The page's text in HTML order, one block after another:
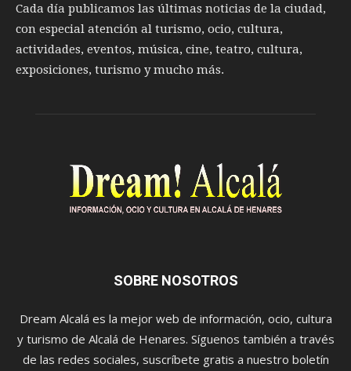
Cada día publicamos las últimas noticias de la ciudad,
con especial atención al turismo, ocio, cultura,
actividades, eventos, música, cine, teatro, cultura,
exposiciones, turismo y mucho más.
SOBRE NOSOTROS
Dream Alcalá es la mejor web de información, ocio, cultura
y turismo de Alcalá de Henares. Síguenos también a través
de las redes sociales, suscríbete gratis a nuestro boletín